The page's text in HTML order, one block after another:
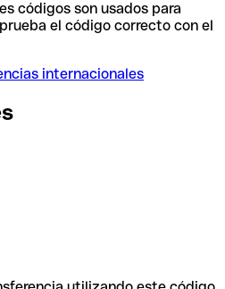
códigos son usados para
el código correcto con el
internacionales